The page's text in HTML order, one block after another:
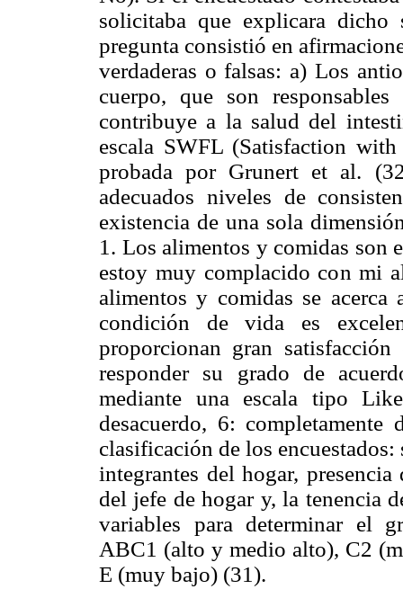
solicitaba que explicara
pregunta consistió en
verdaderas o falsas: a) Los
cuerpo, que son
contribuye a la salud del
escala SWFL (Satisfaction
probada por Grunert et al.
adecuados niveles de
existencia de una sola
1. Los alimentos y comidas son
estoy muy complacido con mi
alimentos y comidas se
condición de vida es
proporcionan gran
responder su grado de
mediante una escala tipo
desacuerdo, 6:
clasificación de los
integrantes del hogar,
del jefe de hogar y, la tenencia
variables para determinar el
ABC1 (alto y medio alto), C2
E (muy bajo) (31).